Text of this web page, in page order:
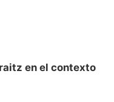
en el contexto